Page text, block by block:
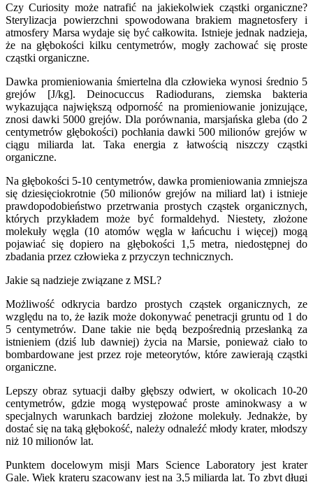
Czy Curiosity może natrafić na jakiekolwiek cząstki organiczne?
Sterylizacja powierzchni spowodowana brakiem magnetosfery i
atmosfery Marsa wydaje się być całkowita. Istnieje jednak nadzieja,
że na głębokości kilku centymetrów, mogły zachować się proste
cząstki organiczne.
Dawka promieniowania śmiertelna dla człowieka wynosi średnio 5
grejów [J/kg]. Deinocuccus Radiodurans, ziemska bakteria
wykazująca największą odporność na promieniowanie jonizujące,
znosi dawki 5000 grejów. Dla porównania, marsjańska gleba (do 2
centymetrów głębokości) pochłania dawki 500 milionów grejów w
ciągu miliarda lat. Taka energia z łatwością niszczy cząstki
organiczne.
Na głębokości 5-10 centymetrów, dawka promieniowania zmniejsza
się dziesięciokrotnie (50 milionów grejów na miliard lat) i istnieje
prawdopodobieństwo przetrwania prostych cząstek organicznych,
których przykładem może być formaldehyd. Niestety, złożone
molekuły węgla (10 atomów węgla w łańcuchu i więcej) mogą
pojawiać się dopiero na głębokości 1,5 metra, niedostępnej do
zbadania przez człowieka z przyczyn technicznych.
Jakie są nadzieje związane z MSL?
Możliwość odkrycia bardzo prostych cząstek organicznych, ze
względu na to, że łazik może dokonywać penetracji gruntu od 1 do
5 centymetrów. Dane takie nie będą bezpośrednią przesłanką za
istnieniem (dziś lub dawniej) życia na Marsie, ponieważ ciało to
bombardowane jest przez roje meteorytów, które zawierają cząstki
organiczne.
Lepszy obraz sytuacji dałby głębszy odwiert, w okolicach 10-20
centymetrów, gdzie mogą występować proste aminokwasy a w
specjalnych warunkach bardziej złożone molekuły. Jednakże, by
dostać się na taką głębokość, należy odnaleźć młody krater, młodszy
niż 10 milionów lat.
Punktem docelowym misji Mars Science Laboratory jest krater
Gale. Wiek krateru szacowany jest na 3,5 miliarda lat. To zbyt długi